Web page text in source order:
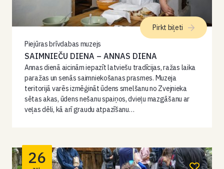
Piejūras brīvdabas muzejs
SAIMNIEČU DIENA – ANNAS DIENA
Annas dienā aicinām iepazīt latviešu tradīcijas, ražas laika
paražas un senās saimniekošanas prasmes. Muzeja
teritorijā varēs izmēģināt ūdens smelšanu no Zvejnieka
sētas akas, ūdens nešanu spaiņos, dvieļu mazgāšanu ar
veļas dēli, kā arī graudu atpazīšanu…
Pirkt biļeti
26